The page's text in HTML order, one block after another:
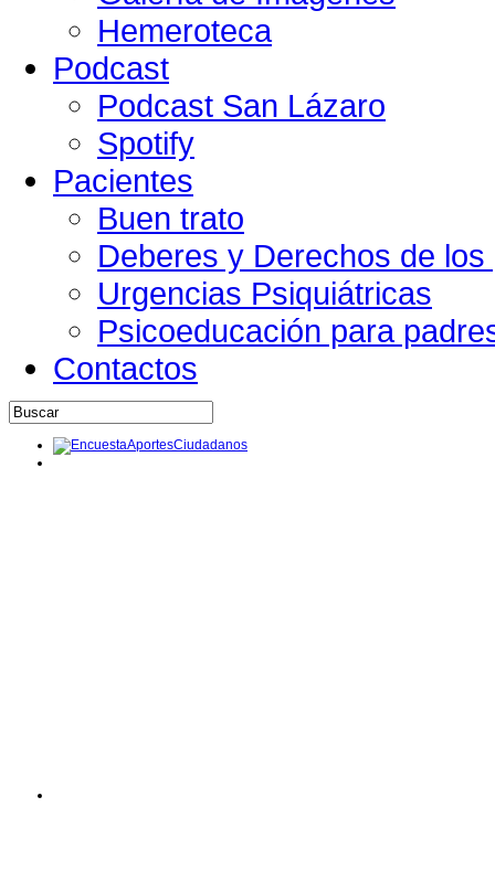
Hemeroteca
Podcast
Podcast San Lázaro
Spotify
Pacientes
Buen trato
Deberes y Derechos de los
Urgencias Psiquiátricas
Psicoeducación para
Contactos